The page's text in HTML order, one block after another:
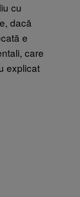
cu
dacă
e
care
explicat